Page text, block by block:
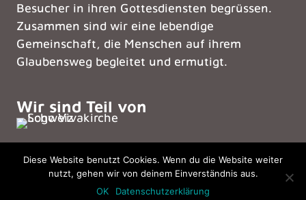
Besucher in ihren Gottesdiensten begrüssen.
Zusammen sind wir eine lebendige
Gemeinschaft, die Menschen auf ihrem
Glaubensweg begleitet und ermutigt.
Wir sind Teil von
© 2026 Viva Kirche Frick – Alle Rechte vorbehalten. |
Powered byCreators Bundle
Diese Website benutzt Cookies. Wenn du die Website weiter
nutzt, gehen wir von deinem Einverständnis aus.
OK
Datenschutzerklärung